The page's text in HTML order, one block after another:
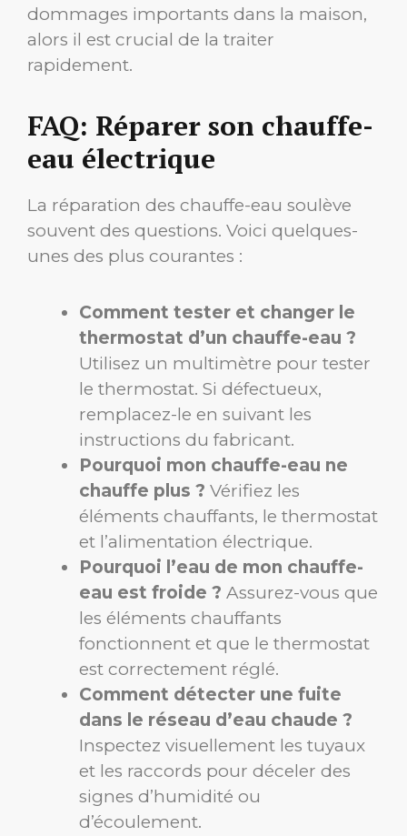
dommages importants dans la maison,
alors il est crucial de la traiter
rapidement.
FAQ: Réparer son chauffe-
eau électrique
La réparation des chauffe-eau soulève
souvent des questions. Voici quelques-
unes des plus courantes :
Comment tester et changer le
thermostat d’un chauffe-eau ?
Utilisez un multimètre pour tester
le thermostat. Si défectueux,
remplacez-le en suivant les
instructions du fabricant.
Pourquoi mon chauffe-eau ne
chauffe plus ? Vérifiez les
éléments chauffants, le thermostat
et l’alimentation électrique.
Pourquoi l’eau de mon chauffe-
eau est froide ? Assurez-vous que
les éléments chauffants
fonctionnent et que le thermostat
est correctement réglé.
Comment détecter une fuite
dans le réseau d’eau chaude ?
Inspectez visuellement les tuyaux
et les raccords pour déceler des
signes d’humidité ou
d’écoulement.